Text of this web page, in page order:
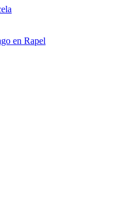
en Rapel